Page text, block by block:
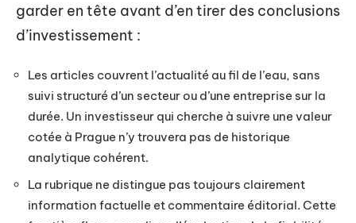
garder en tête avant d’en tirer des conclusions
d’investissement :
Les articles couvrent l’actualité au fil de l’eau, sans
suivi structuré d’un secteur ou d’une entreprise sur la
durée. Un investisseur qui cherche à suivre une valeur
cotée à Prague n’y trouvera pas de historique
analytique cohérent.
La rubrique ne distingue pas toujours clairement
information factuelle et commentaire éditorial. Cette